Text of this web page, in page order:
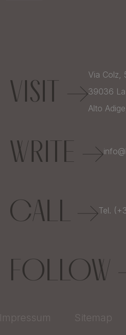
VISIT
Via Colz,
39036
Alto Adige,
WRITE
CALL Tel.
FOLLOW
Impressum Sitemap